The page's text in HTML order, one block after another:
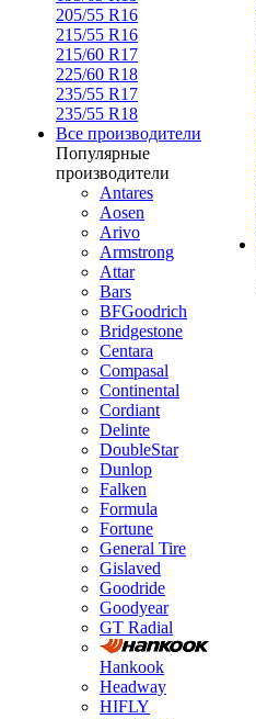
205/55 R16
215/55 R16
215/60 R17
225/60 R18
235/55 R17
235/55 R18
Все производители
Популярные
производители
Antares
Aosen
Arivo
Armstrong
Attar
Bars
BFGoodrich
Bridgestone
Centara
Compasal
Continental
Cordiant
Delinte
DoubleStar
Dunlop
Falken
Formula
Fortune
General Tire
Gislaved
Goodride
Goodyear
GT Radial
Hankook
Headway
HIFLY